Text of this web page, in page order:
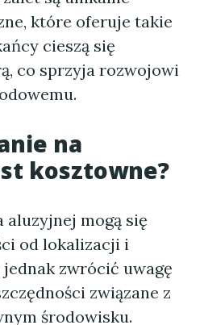
które oferuje takie
cieszą się
co sprzyja rozwojowi
na
kosztowne?
aluzyjnej mogą się
od lokalizacji i
zwrócić uwagę
związane z
środowisku.